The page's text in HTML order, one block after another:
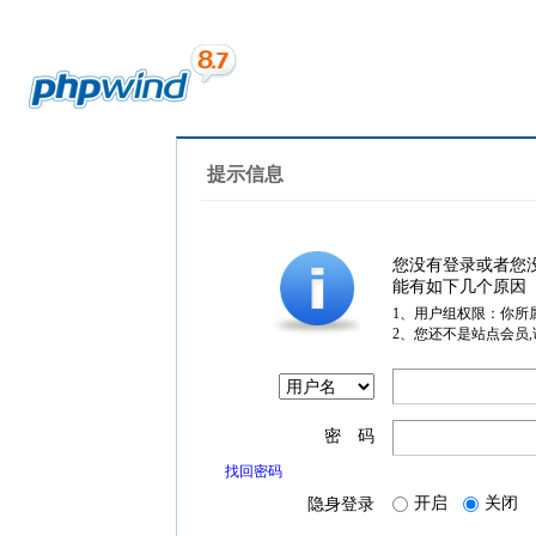
提示信息
您没有登录或者您
能有如下几个原因
1、用户组权限：你所
2、您还不是站点会员
密 码
找回密码
隐身登录 开启 关闭